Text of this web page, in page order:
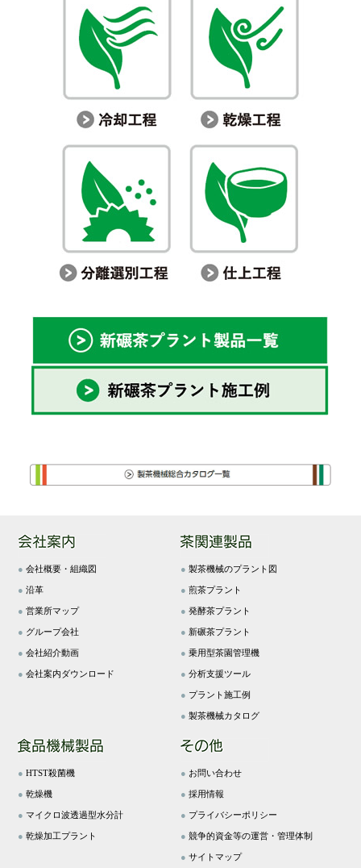
●会社概要・組織図
●沿革
●営業所マップ
● グループ会社
●会社紹介動画
●会社案内ダウンロード
● 製茶機械のプラント図
● 煎茶プラント
● 発酵茶プラント
● 新碾茶プラント
● 乗用型茶園管理機
● 分析支援ツール
● プラント施工例
● 製茶機械カタログ
●HTST殺菌機
●乾燥機
●マイクロ波透過型水分計
●乾燥加工プラント
● お問い合わせ
● 採用情報
● プライバシーポリシー
● 競争的資金等の運営・管理体制
● サイトマップ